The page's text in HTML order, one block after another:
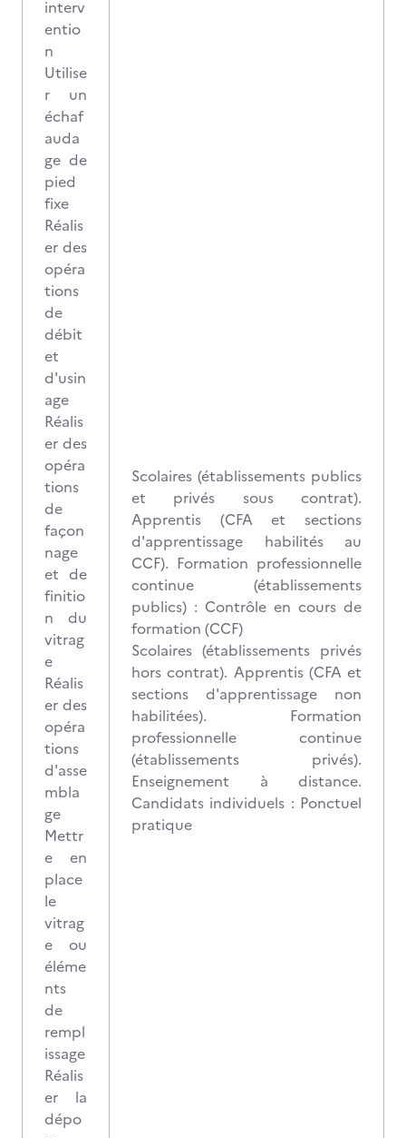
interv
entio
n
Utilise
r un
échaf
auda
ge de
pied
fixe
Réalis
er des
opéra
tions
de
débit
et
d'usin
age
Réalis
er des
opéra
tions
de
façon
nage
et de
finitio
n du
vitrag
e
Réalis
er des
opéra
tions
d'asse
mbla
ge
Mettr
e en
place
le
vitrag
e ou
éléme
nts
de
rempl
issage
Réalis
er la
dépo
Scolaires (établissements publics
et privés sous contrat).
Apprentis (CFA et sections
d'apprentissage habilités au
CCF). Formation professionnelle
continue (établissements
publics) : Contrôle en cours de
formation (CCF)
Scolaires (établissements privés
hors contrat). Apprentis (CFA et
sections d'apprentissage non
habilitées). Formation
professionnelle continue
(établissements privés).
Enseignement à distance.
Candidats individuels : Ponctuel
pratique